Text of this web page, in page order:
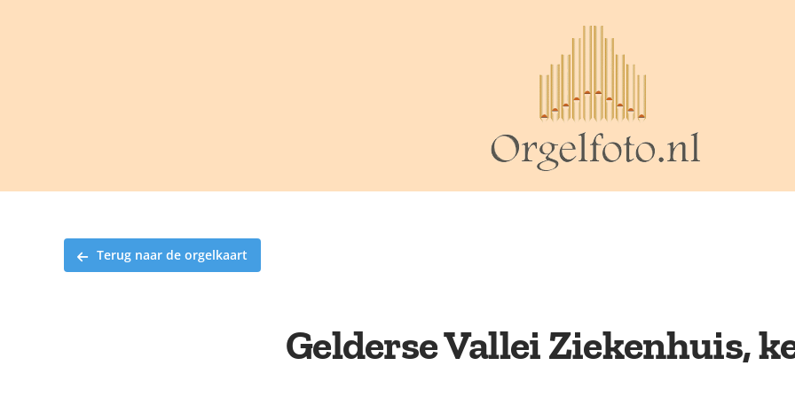
Terug naar de orgelkaart
Gelderse Vallei Ziekenhuis,